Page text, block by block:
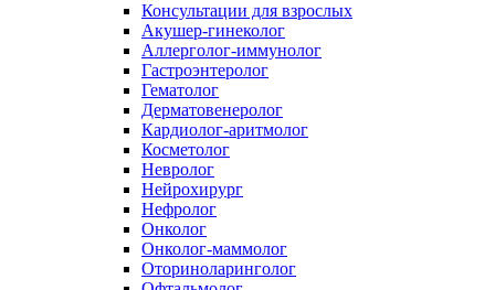
Консультации для взрослых
Акушер-гинеколог
Аллерголог-иммунолог
Гастроэнтеролог
Гематолог
Дерматовенеролог
Кардиолог-аритмолог
Косметолог
Невролог
Нейрохирург
Нефролог
Онколог
Онколог-маммолог
Оториноларинголог